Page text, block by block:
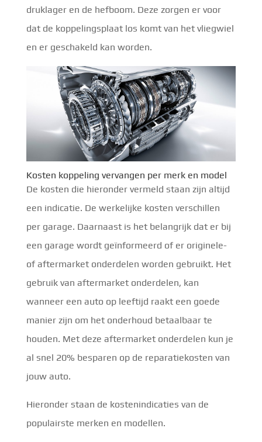
druklager en de hefboom. Deze zorgen er voor
dat de koppelingsplaat los komt van het vliegwiel
en er geschakeld kan worden.
Kosten koppeling vervangen per merk en model
De kosten die hieronder vermeld staan zijn altijd
een indicatie. De werkelijke kosten verschillen
per garage. Daarnaast is het belangrijk dat er bij
een garage wordt geïnformeerd of er originele-
of aftermarket onderdelen worden gebruikt. Het
gebruik van aftermarket onderdelen, kan
wanneer een auto op leeftijd raakt een goede
manier zijn om het onderhoud betaalbaar te
houden. Met deze aftermarket onderdelen kun je
al snel 20% besparen op de reparatiekosten van
jouw auto.
Hieronder staan de kostenindicaties van de
populairste merken en modellen.